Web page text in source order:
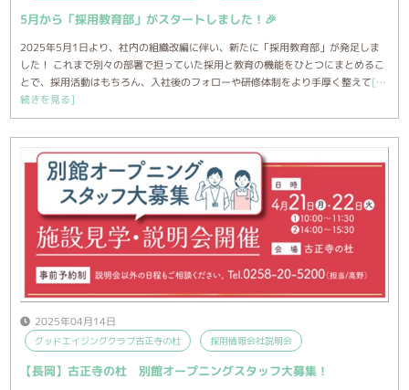
5月から「採用教育部」がスタートしました！🎉
2025年5月1日より、社内の組織改編に伴い、新たに「採用教育部」が発足しま
した！ これまで別々の部署で担っていた採用と教育の機能をひとつにまとめるこ
とで、採用活動はもちろん、入社後のフォローや研修体制をより手厚く整えて[…
続きを見る]
2025年04月14日
グッドエイジングクラブ古正寺の杜 採用情報会社説明会
【長岡】古正寺の杜 別館オープニングスタッフ大募集！